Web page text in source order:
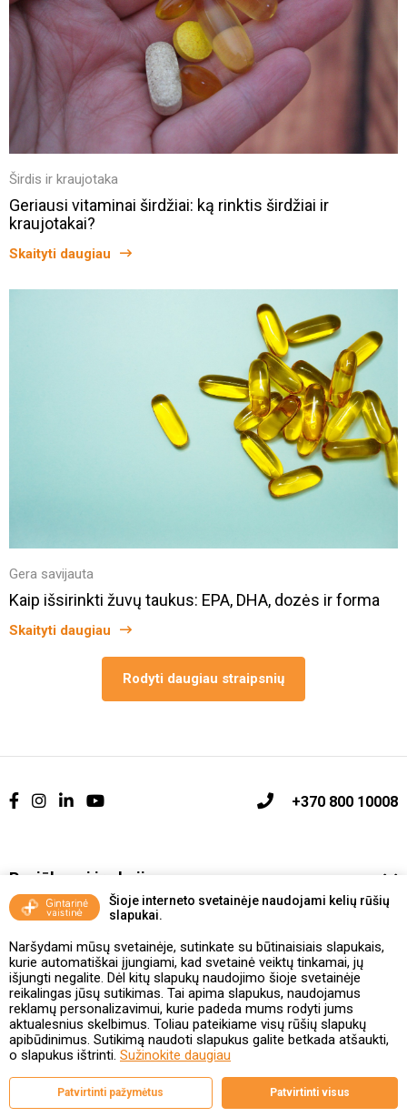
Šioje interneto svetainėje naudojami kelių rūšių
slapukai.
Naršydami mūsų svetainėje, sutinkate su būtinaisiais slapukais,
kurie automatiškai įjungiami, kad svetainė veiktų tinkamai, jų
išjungti negalite. Dėl kitų slapukų naudojimo šioje svetainėje
reikalingas jūsų sutikimas. Tai apima slapukus, naudojamus
reklamų personalizavimui, kurie padeda mums rodyti jums
aktualesnius skelbimus. Toliau pateikiame visų rūšių slapukų
apibūdinimus. Sutikimą naudoti slapukus galite betkada atšaukti,
o slapukus ištrinti. Sužinokite daugiau
Patvirtinti pažymėtus Patvirtinti visus
Širdis ir kraujotaka
Geriausi vitaminai širdžiai: ką rinktis širdžiai ir
kraujotakai?
Skaityti daugiau
Gera savijauta
Kaip išsirinkti žuvų taukus: EPA, DHA, dozės ir forma
Skaityti daugiau
Rodyti daugiau straipsnių
+370 800 10008
Pasiūlymai ir akcijos
Vakcinavimo tvarka ir taisyklės
Kontaktai ir Karjera
Taisyklės ir politika
Valstybinė vaistų kontrolės tarnyba
prie Lietuvos Respublikos sveikatos apsaugos ministerijos
Studentų g. 45A, 08107 Vilnius | +370 5 263 9264